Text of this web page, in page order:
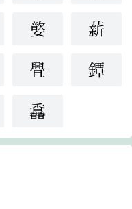
嬜
薪
舋
鐔
馫